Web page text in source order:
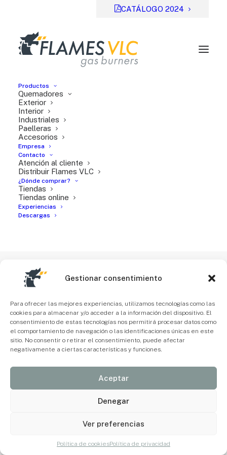
Gestionar consentimiento
Para ofrecer las mejores experiencias, utilizamos tecnologías como las
cookies para almacenar y/o acceder a la información del dispositivo. El
consentimiento de estas tecnologías nos permitirá procesar datos como
el comportamiento de navegación o las identificaciones únicas en este
sitio. No consentir o retirar el consentimiento, puede afectar
negativamente a ciertas características y funciones.
Aceptar
Denegar
Ver preferencias
Política de cookiesPolítica de privacidad
CATÁLOGO 2024
Productos
Quemadores
Exterior
Interior
Industriales
Paelleras
Accesorios
Empresa
Contacto
Atención al cliente
Distribuir Flames VLC
¿Dónde comprar?
Tiendas
Tiendas online
Experiencias
Descargas
File Type:
Categories:
Tags:EN